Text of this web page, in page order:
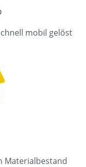
mobil gelöst
Materialbestand